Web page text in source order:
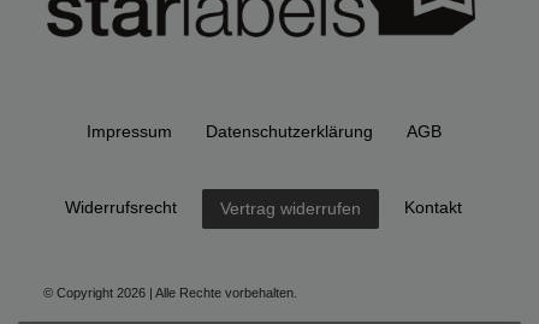
Impressum Daten­schutz­erklärung AGB
Widerrufs­recht Vertrag widerrufen Kontakt
© Copyright 2026 | Alle Rechte vorbehalten.